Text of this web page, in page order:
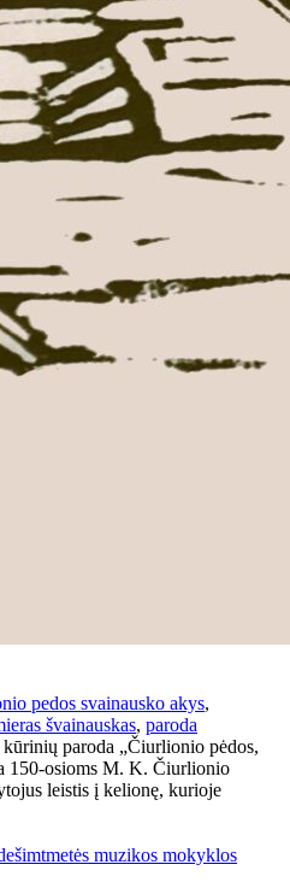
pedos svainausko akys,
švainauskas, paroda
paroda „Čiurlionio pėdos,
150-osioms M. K. Čiurlionio
leistis į kelionę, kurioje
muzikos mokyklos